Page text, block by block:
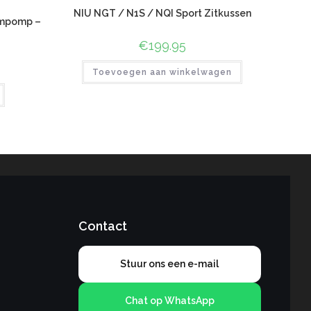
–
NIU NGT / N1S / NQI Sport Zitkussen
€199.95
Toevoegen aan winkelwagen
Contact
Stuur ons een e-mail
Chat op WhatsApp